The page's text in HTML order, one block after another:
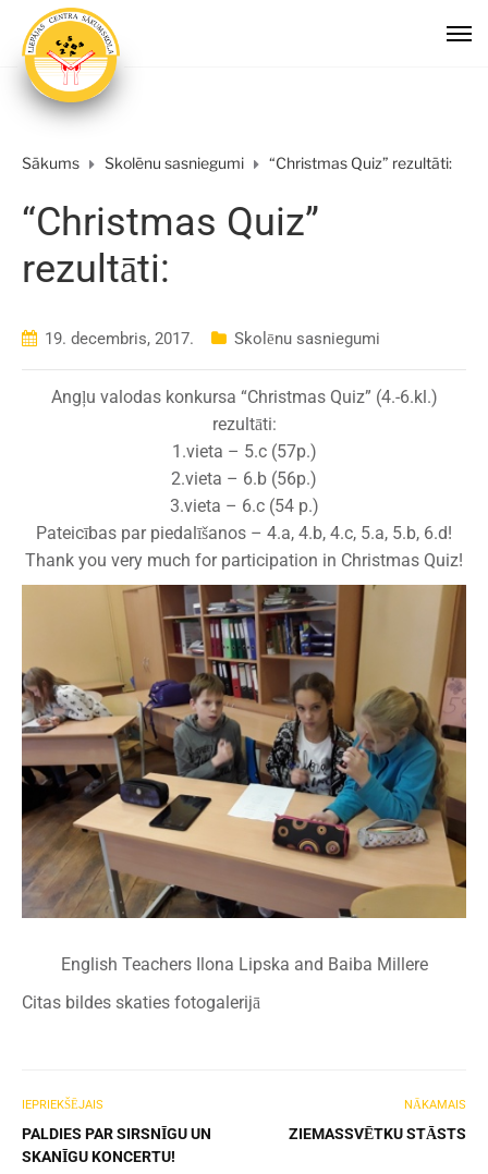
Sākums Skolēnu sasniegumi “Christmas Quiz” rezultāti:
“Christmas Quiz”
rezultāti:
19. decembris, 2017. Skolēnu sasniegumi
Angļu valodas konkursa “Christmas Quiz” (4.-6.kl.)
rezultāti:
1.vieta – 5.c (57p.)
2.vieta – 6.b (56p.)
3.vieta – 6.c (54 p.)
Pateicības par piedalīšanos – 4.a, 4.b, 4.c, 5.a, 5.b, 6.d!
Thank you very much for participation in Christmas Quiz!
English Teachers Ilona Lipska and Baiba Millere
Citas bildes skaties fotogalerijā
IEPRIEKŠĒJAIS
PALDIES PAR SIRSNĪGU UN
SKANĪGU KONCERTU!
NĀKAMAIS
ZIEMASSVĒTKU STĀSTS